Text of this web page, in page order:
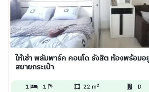
ให้เช่า พลัมพาร์ค คอนโด รังสิต ห้องพร้อม
สยายกระเป๋า
1 1 22 m2 D